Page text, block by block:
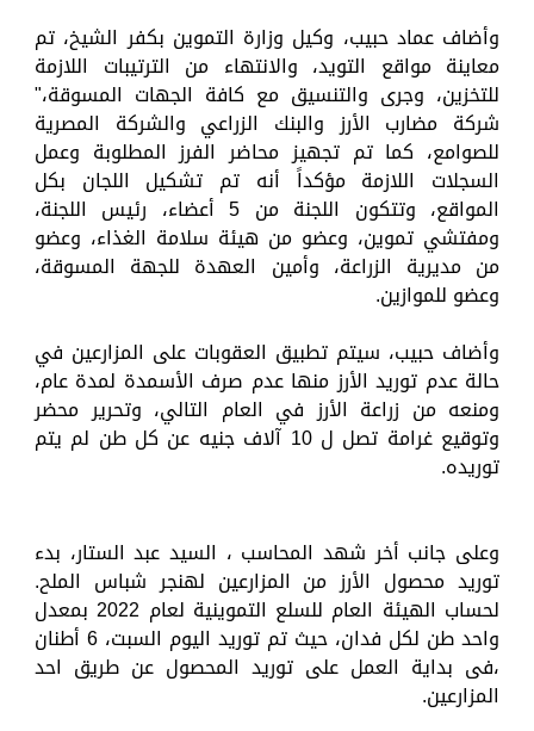
وأضاف عماد حبيب، وكيل وزارة التموين بكفر الشيخ، تم
معاينة مواقع التويد، والانتهاء من الترتيبات اللازمة
للتخزين، وجرى والتنسيق مع كافة الجهات المسوقة،"
شركة مضارب الأرز والبنك الزراعي والشركة المصرية
للصوامع، كما تم تجهيز محاضر الفرز المطلوبة وعمل
السجلات اللازمة مؤكداً أنه تم تشكيل اللجان بكل
المواقع، وتتكون اللجنة من 5 أعضاء، رئيس اللجنة،
ومفتشي تموين، وعضو من هيئة سلامة الغذاء، وعضو
من مديرية الزراعة، وأمين العهدة للجهة المسوقة،
وعضو للموازين.
وأضاف حبيب، سيتم تطبيق العقوبات على المزارعين في
حالة عدم توريد الأرز منها عدم صرف الأسمدة لمدة عام،
ومنعه من زراعة الأرز في العام التالي، وتحرير محضر
وتوقيع غرامة تصل ل 10 آلاف جنيه عن كل طن لم يتم
توريده.
وعلى جانب أخر شهد المحاسب ، السيد عبد الستار، بدء
توريد محصول الأرز من المزارعين لهنجر شباس الملح.
لحساب الهيئة العام للسلع التموينية لعام 2022 بمعدل
واحد طن لكل فدان، حيث تم توريد اليوم السبت، 6 أطنان
،فى بداية العمل على توريد المحصول عن طريق احد
المزارعين.